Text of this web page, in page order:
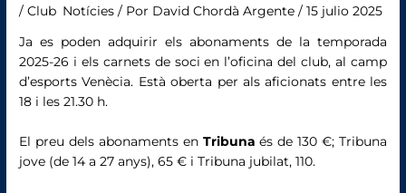
/Club Notícies / Por David Chordà Argente/15 julio 2025
Ja es poden adquirir els abonaments de la temporada
2025-26 i els carnets de soci en l’oficina del club, al camp
d’esports Venècia. Està oberta per als aficionats entre les
18 i les 21.30 h.
El preu dels abonaments en Tribunaés de 130 €; Tribuna
jove (de 14 a 27 anys), 65 € i Tribuna jubilat, 110.